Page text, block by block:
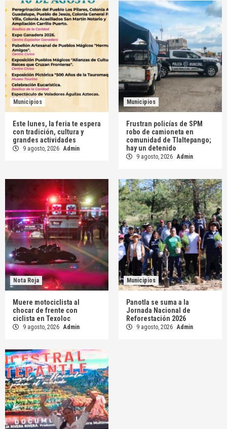
Municipios
Este lunes, la feria te espera
con tradición, cultura y
grandes actividades
9 agosto, 2026 Admin
Municipios
Frustran policías de SPM
robo de camioneta en
comunidad de Tlaltepango;
hay un detenido
9 agosto, 2026 Admin
Nota Roja
Muere motociclista al
chocar de frente con
ciclista en Texoloc
9 agosto, 2026 Admin
Municipios
Panotla se suma a la
Jornada Nacional de
Reforestación 2026
9 agosto, 2026 Admin